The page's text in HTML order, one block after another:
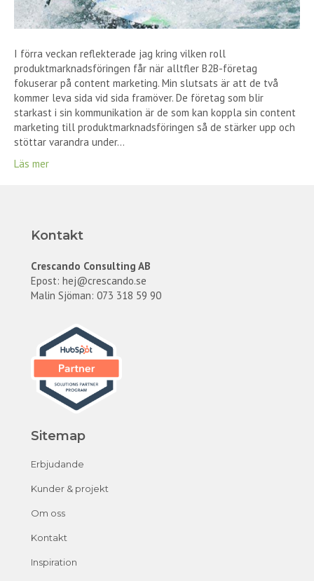
I förra veckan reflekterade jag kring vilken roll
produktmarknadsföringen får när alltfler B2B-företag
fokuserar på content marketing. Min slutsats är att de två
kommer leva sida vid sida framöver. De företag som blir
starkast i sin kommunikation är de som kan koppla sin content
marketing till produktmarknadsföringen så de stärker upp och
stöttar varandra under…
Läs mer
Kontakt
Crescando Consulting AB
Epost: hej@crescando.se
Malin Sjöman: 073 318 59 90
Sitemap
Erbjudande
Kunder & projekt
Om oss
Kontakt
Inspiration